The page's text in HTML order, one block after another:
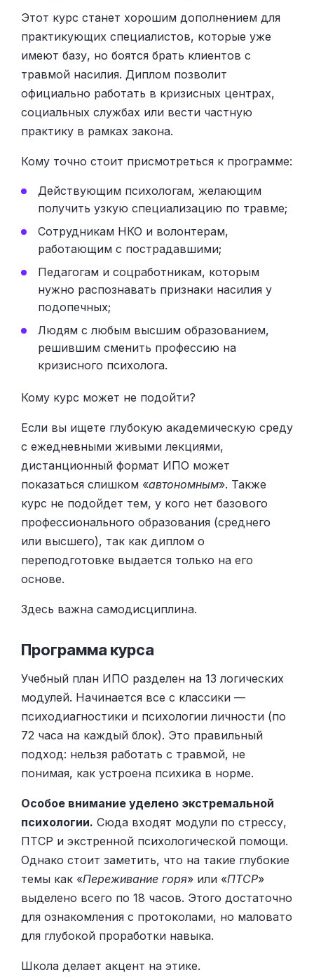
Этот курс станет хорошим дополнением для
практикующих специалистов, которые уже
имеют базу, но боятся брать клиентов с
травмой насилия. Диплом позволит
официально работать в кризисных центрах,
социальных службах или вести частную
практику в рамках закона.
Кому точно стоит присмотреться к программе:
Действующим психологам, желающим
получить узкую специализацию по травме;
Сотрудникам НКО и волонтерам,
работающим с пострадавшими;
Педагогам и соцработникам, которым
нужно распознавать признаки насилия у
подопечных;
Людям с любым высшим образованием,
решившим сменить профессию на
кризисного психолога.
Кому курс может не подойти?
Если вы ищете глубокую академическую среду
с ежедневными живыми лекциями,
дистанционный формат ИПО может
показаться слишком «автономным». Также
курс не подойдет тем, у кого нет базового
профессионального образования (среднего
или высшего), так как диплом о
переподготовке выдается только на его
основе.
Здесь важна самодисциплина.
Программа курса
Учебный план ИПО разделен на 13 логических
модулей. Начинается все с классики —
психодиагностики и психологии личности (по
72 часа на каждый блок). Это правильный
подход: нельзя работать с травмой, не
понимая, как устроена психика в норме.
Особое внимание уделено экстремальной
психологии. Сюда входят модули по стрессу,
ПТСР и экстренной психологической помощи.
Однако стоит заметить, что на такие глубокие
темы как «Переживание горя» или «ПТСР»
выделено всего по 18 часов. Этого достаточно
для ознакомления с протоколами, но маловато
для глубокой проработки навыка.
Школа делает акцент на этике.